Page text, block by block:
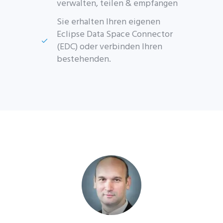
verwalten, teilen & empfangen
Sie erhalten Ihren eigenen
Eclipse Data Space Connector
(EDC) oder verbinden Ihren
bestehenden.